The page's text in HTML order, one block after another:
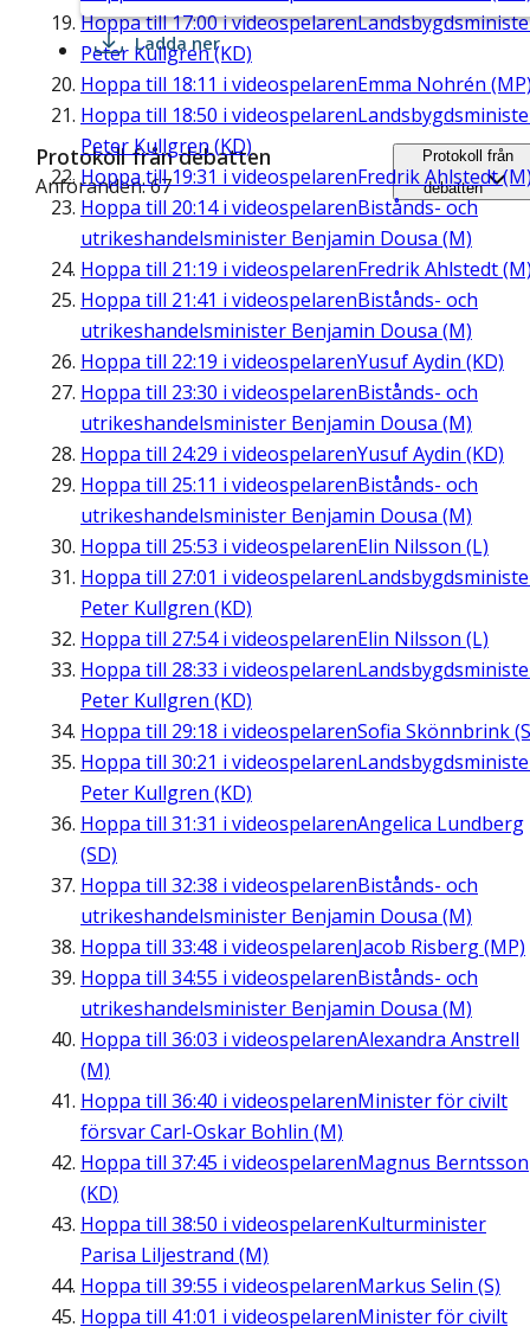
Hoppa till17:00i videospelaren
Peter Kullgren (KD)
Hoppa till 18:11 i videospelarenEmma Nohrén
Hoppa till 18:50 i videospelaren
Peter Kullgren (KD)
Hoppa till19:31 i videospelarenFredrik Ahlstedt
Hoppa till 20:14i videospelarenBistånds- och
utrikeshandelsminister Benjamin Dousa (M)
Hoppa till 21:19 i videospelarenFredrik Ahlstedt
Hoppa till 21:41 i videospelarenBistånds- och
utrikeshandelsminister Benjamin Dousa (M)
Hoppa till 22:19 i videospelarenYusuf Aydin (KD)
Hoppa till 23:30 i videospelarenBistånds- och
utrikeshandelsminister Benjamin Dousa (M)
Hoppa till 24:29 i videospelarenYusuf Aydin (KD)
Hoppa till 25:11 i videospelarenBistånds- och
utrikeshandelsminister Benjamin Dousa (M)
Hoppa till 25:53 i videospelarenElin Nilsson (L)
Hoppa till 27:01 i videospelaren
Peter Kullgren (KD)
Hoppa till 27:54i videospelarenElin Nilsson (L)
Hoppa till 28:33 i videospelaren
Peter Kullgren (KD)
Hoppa till 29:18 i videospelarenSofia Skönnbrink
Hoppa till 30:21 i videospelaren
Peter Kullgren (KD)
Hoppa till 31:31 i videospelarenAngelica Lundberg
(SD)
Hoppa till 32:38 i videospelarenBistånds- och
utrikeshandelsminister Benjamin Dousa (M)
Hoppa till 33:48 i videospelarenJacob Risberg (MP)
Hoppa till 34:55 i videospelarenBistånds- och
utrikeshandelsminister Benjamin Dousa (M)
Hoppa till 36:03 i videospelarenAlexandra Anstrell
(M)
Hoppa till 36:40 i videospelarenMinister för civilt
försvar Carl-Oskar Bohlin (M)
Hoppa till 37:45 i videospelarenMagnus Berntsson
(KD)
Hoppa till 38:50 i videospelarenKulturminister
Parisa Liljestrand (M)
Hoppa till 39:55 i videospelarenMarkus Selin (S)
Hoppa till 41:01 i videospelarenMinister för civilt
Ladda ner
Protokoll från debatten
Anföranden: 67
Protokoll från
debatten